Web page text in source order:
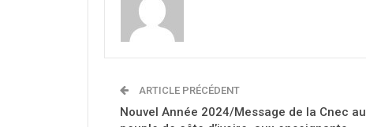
ARTICLE PRÉCÉDENT
Nouvel Année 2024/Message de la Cnec au